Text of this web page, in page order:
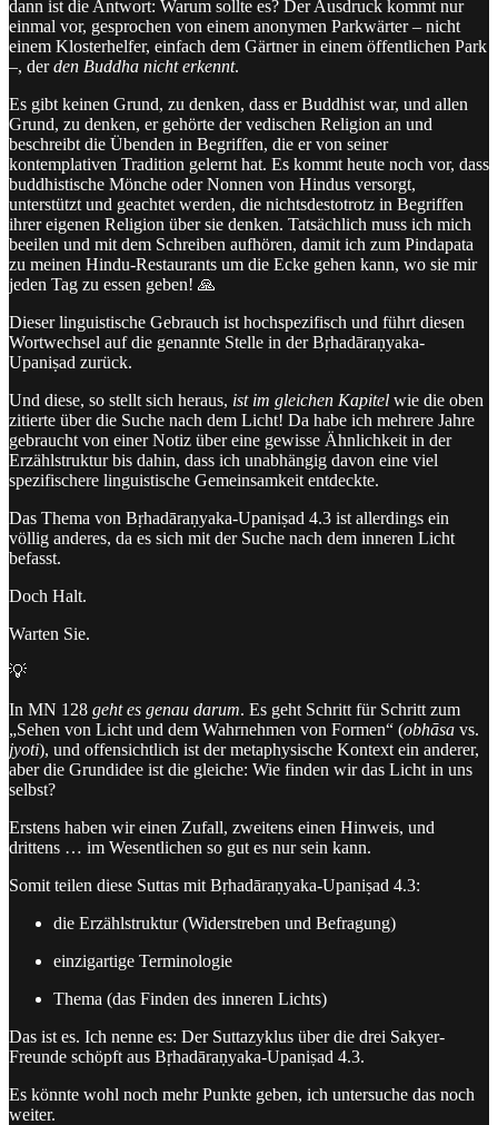
dann ist die Antwort: Warum sollte es? Der Ausdruck kommt nur
einmal vor, gesprochen von einem anonymen Parkwärter – nicht
einem Klosterhelfer, einfach dem Gärtner in einem öffentlichen Park
–, derden Buddha nicht erkennt.
Es gibt keinen Grund, zu denken, dass er Buddhist war, und allen
Grund, zu denken, er gehörte der vedischen Religion an und
beschreibt die Übenden in Begriffen, die er von seiner
kontemplativen Tradition gelernt hat. Es kommt heute noch vor, dass
buddhistische Mönche oder Nonnen von Hindus versorgt,
unterstützt und geachtet werden, die nichtsdestotrotz in Begriffen
ihrer eigenen Religion über sie denken. Tatsächlich muss ich mich
beeilen und mit dem Schreiben aufhören, damit ich zum Pindapata
zu meinen Hindu-Restaurants um die Ecke gehen kann, wo sie mir
jeden Tag zu essen geben! 🙏
Dieser linguistische Gebrauch ist hochspezifisch und führt diesen
Wortwechsel auf die genannte Stelle in der Bṛhadāraṇyaka-
Upaniṣad zurück.
Und diese, so stellt sich heraus, ist im gleichen Kapitel wie die oben
zitierte über die Suche nach dem Licht! Da habe ich mehrere Jahre
gebraucht von einer Notiz über eine gewisse Ähnlichkeit in der
Erzählstruktur bis dahin, dass ich unabhängig davon eine viel
spezifischere linguistische Gemeinsamkeit entdeckte.
Das Thema von Bṛhadāraṇyaka-Upaniṣad 4.3 ist allerdings ein
völlig anderes, da es sich mit der Suche nach dem inneren Licht
befasst.
Doch Halt.
Warten Sie.
💡
In MN 128 geht es genau darum. Es geht Schritt für Schritt zum
„Sehen von Licht und dem Wahrnehmen von Formen“ (obhāsa vs.
jyoti), und offensichtlich ist der metaphysische Kontext ein anderer,
aber die Grundidee ist die gleiche: Wie finden wir das Licht in uns
selbst?
Erstens haben wir einen Zufall, zweitens einen Hinweis, und
drittens … im Wesentlichen so gut es nur sein kann.
Somit teilen diese Suttas mit Bṛhadāraṇyaka-Upaniṣad 4.3:
die Erzählstruktur (Widerstreben und Befragung)
einzigartige Terminologie
Thema (das Finden des inneren Lichts)
Das ist es. Ich nenne es: Der Suttazyklus über die drei Sakyer-
Freunde schöpft aus Bṛhadāraṇyaka-Upaniṣad 4.3.
Es könnte wohl noch mehr Punkte geben, ich untersuche das noch
weiter.